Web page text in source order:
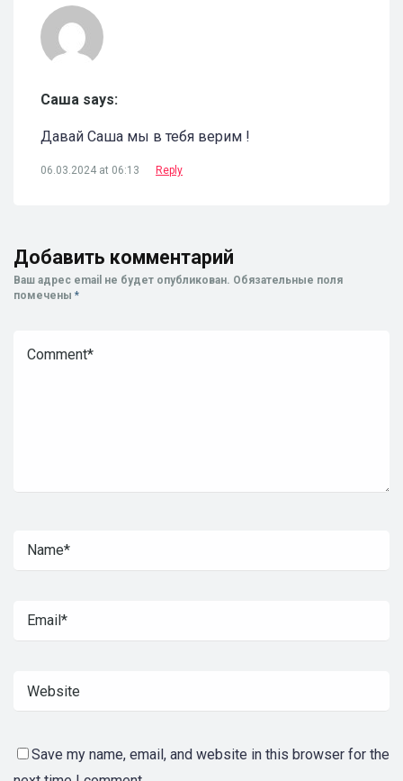
Саша says:
Давай Саша мы в тебя верим !
06.03.2024 at 06:13 Reply
Добавить комментарий
Ваш адрес email не будет опубликован. Обязательные поля
помечены *
Save my name, email, and website in this browser for the